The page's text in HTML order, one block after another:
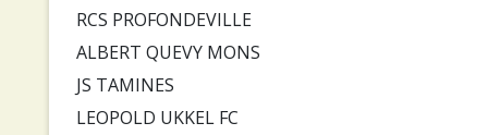
RCS PROFONDEVILLE
ALBERT QUEVY MONS
JS TAMINES
LEOPOLD UKKEL FC